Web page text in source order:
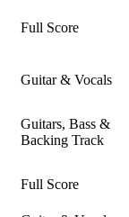
Full Score
Guitar & Vocals
Guitars, Bass &
Backing Track
Full Score